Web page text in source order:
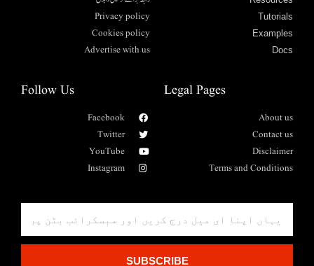
Tutorials
Examples
Docs
Privacy policy
Cookies policy
Advertise with us
Legal Pages
About us
Contact us
Disclaimer
Terms and Conditions
Follow Us
Facebook
Twitter
YouTube
Instagram
SUBSCRIBE